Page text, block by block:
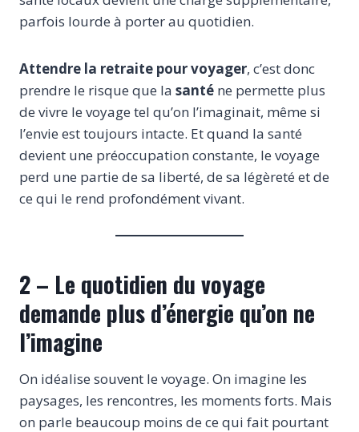
parfois lourde à porter au quotidien.
Attendre la retraite pour voyager, c’est donc
prendre le risque que la santé ne permette plus
de vivre le voyage tel qu’on l’imaginait, même si
l’envie est toujours intacte. Et quand la santé
devient une préoccupation constante, le voyage
perd une partie de sa liberté, de sa légèreté et de
ce qui le rend profondément vivant.
2 – Le quotidien du voyage
demande plus d’énergie qu’on ne
l’imagine
On idéalise souvent le voyage. On imagine les
paysages, les rencontres, les moments forts. Mais
on parle beaucoup moins de ce qui fait pourtant